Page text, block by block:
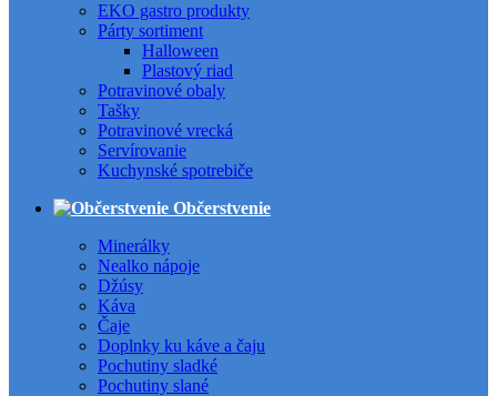
EKO gastro produkty
Párty sortiment
Halloween
Plastový riad
Potravinové obaly
Tašky
Potravinové vrecká
Servírovanie
Kuchynské spotrebiče
Občerstvenie
Minerálky
Nealko nápoje
Džúsy
Káva
Čaje
Doplnky ku káve a čaju
Pochutiny sladké
Pochutiny slané